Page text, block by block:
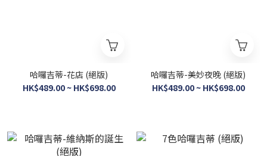
哈囉吉蒂-花店 (絕版)
HK$489.00 ~ HK$698.00
哈囉吉蒂-美妙夜晚 (絕版)
HK$489.00 ~ HK$698.00